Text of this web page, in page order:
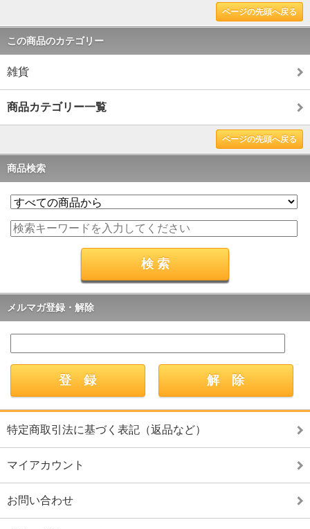
ページの先頭へ戻る
この商品のカテゴリー
雑貨
商品カテゴリー一覧
ページの先頭へ戻る
商品検索
メルマガ登録・解除
特定商取引法に基づく表記（返品など）
マイアカウント
お問い合わせ